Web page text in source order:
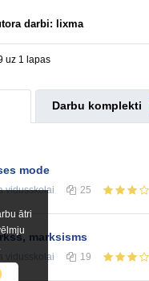
darbi: lixma
uz 1 lapas
Darbu komplekti
ātri
mode
vidusskolai 25
marksisms
vidusskolai 19